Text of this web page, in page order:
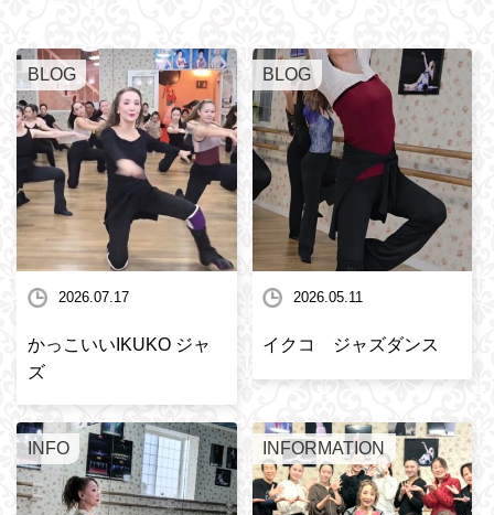
BLOG
2026.07.17
かっこいいIKUKO ジャ
ズ
BLOG
2026.05.11
イクコ ジャズダンス
INFO INFORMATION